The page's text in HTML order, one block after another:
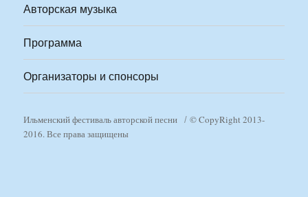
Авторская музыка
Программа
Организаторы и спонсоры
Ильменский фестиваль авторской песни
© CopyRight 2013-
2016. Все права защищены